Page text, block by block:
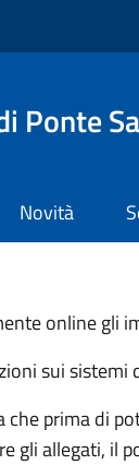
Ponte
Novità
online gli
sui sistemi
che prima di
gli allegati, il